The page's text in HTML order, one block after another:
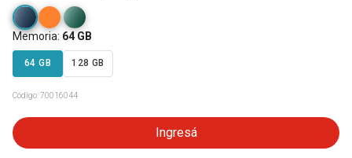
Memoria: 64 GB
64 GB 128 GB
Código:70016044
Ingresá